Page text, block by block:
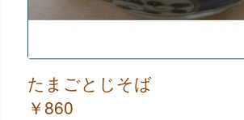
たまごとじそば
￥860